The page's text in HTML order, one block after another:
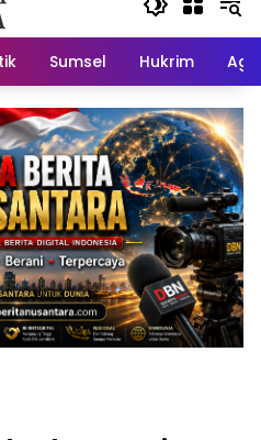
Sumsel Hukrim